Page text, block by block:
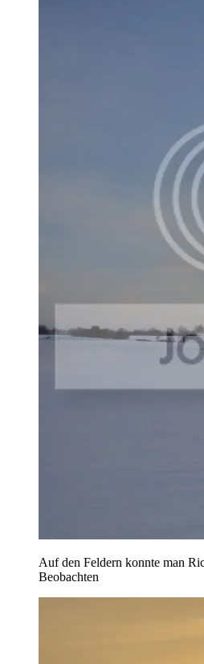
Auf den Feldern konnte man
Beobachten